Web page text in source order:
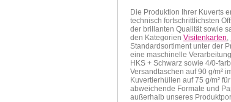
Die Produktion Ihrer Kuverts
technisch fortschrittlichsten
der brillanten Qualität sowie
den Kategorien Visitenkarten,
Standardsortiment unter der
eine maschinelle
HKS + Schwarz sowie 4/0-
Versandtaschen auf 90 g/m²
Kuvertierhüllen auf 75 g/m²
abweichende Formate und
außerhalb unseres